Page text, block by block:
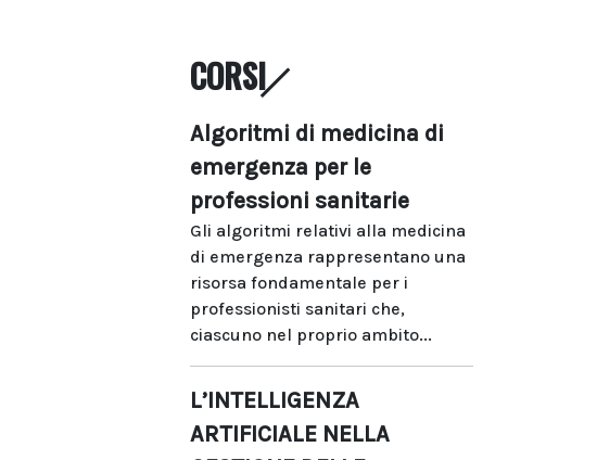
CORSI
Algoritmi di medicina di
emergenza per le
professioni sanitarie
Gli algoritmi relativi alla medicina
di emergenza rappresentano una
risorsa fondamentale per i
professionisti sanitari che,
ciascuno nel proprio ambito...
L’INTELLIGENZA
ARTIFICIALE NELLA